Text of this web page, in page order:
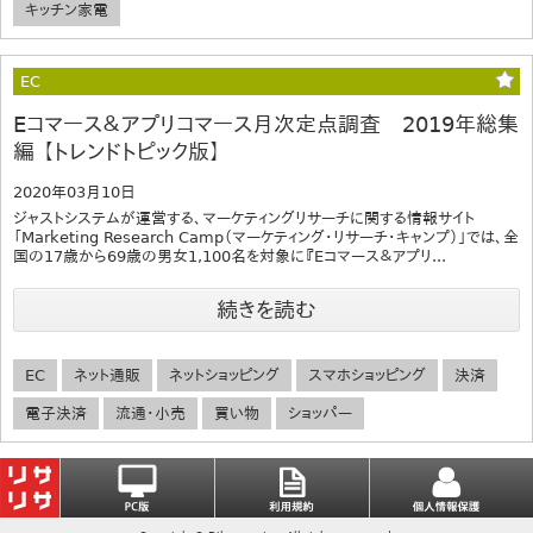
キッチン家電
EC
Eコマース＆アプリコマース月次定点調査 2019年総集
編 【トレンドトピック版】
2020年03月10日
ジャストシステムが運営する、マーケティングリサーチに関する情報サイト
「Marketing Research Camp（マーケティング・リサーチ・キャンプ）」では、全
国の17歳から69歳の男女1,100名を対象に『Eコマース＆アプリ...
続きを読む
EC ネット通販 ネットショッピング スマホショッピング 決済
電子決済 流通・小売 買い物 ショッパー